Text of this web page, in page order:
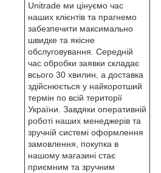
Unitrade ми цінуємо час
наших клієнтів та прагнемо
забезпечити максимально
швидке та якісне
обслуговування. Середній
час обробки заявки складає
всього 30 хвилин, а доставка
здійснюється у найкоротший
термін по всій території
України. Завдяки оперативній
роботі наших менеджерів та
зручній системі оформлення
замовлення, покупка в
нашому магазині стає
приємним та зручним